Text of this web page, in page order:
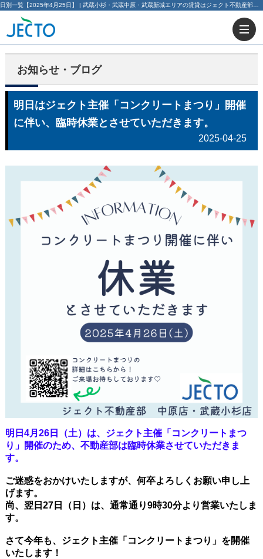
お知らせ・ブログ
明日はジェクト主催「コンクリートまつり」開催
に伴い、臨時休業とさせていただきます。
2025-04-25
明日4月26日（土）は、ジェクト主催「コンクリートまつ
り」開催のため、不動産部は臨時休業させていただきま
す。
ご迷惑をおかけいたしますが、何卒よろしくお願い申し上
げます。
尚、翌日27日（日）は、通常通り9時30分より営業いたしま
す。
さて今年も、ジェクト主催「コンクリートまつり」を開催
いたします！